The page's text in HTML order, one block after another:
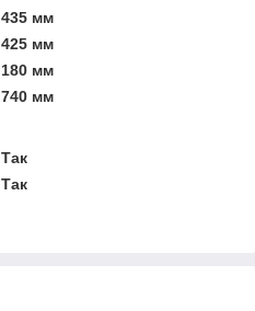
435 мм
425 мм
180 мм
740 мм
Так
Так